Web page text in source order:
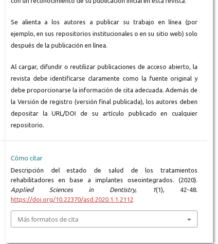
Se alienta a los autores a publicar su trabajo en línea (por
ejemplo, en sus repositorios institucionales o en su sitio web) solo
después de la publicación en línea.
Al cargar, difundir o reutilizar publicaciones de acceso abierto, la
revista debe identificarse claramente como la fuente original y
debe proporcionarse la información de cita adecuada. Además de
la Versión de registro (versión final publicada), los autores deben
depositar la URL/DOI de su artículo publicado en cualquier
repositorio.
Cómo citar
Descripción del estado de salud de los tratamientos
rehabilitadores en base a implantes oseointegrados. (2020).
Applied Sciences in Dentistry, 1(1), 42-48.
https://doi.org/10.22370/asd.2020.1.1.2112
Más formatos de cita